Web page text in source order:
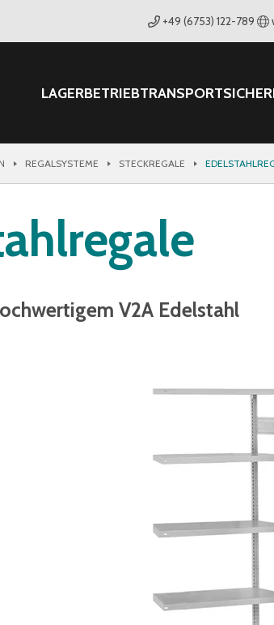
+49 (6753) 122-789
LAGERBETRIEBTRANSPORT
REGALSYSTEME STECKREGALE
V2A Edelstahl